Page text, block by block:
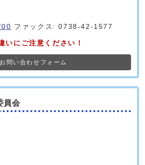
ファックス: 0738-42-1577
いにご注意ください！
お問い合わせフォーム
員会